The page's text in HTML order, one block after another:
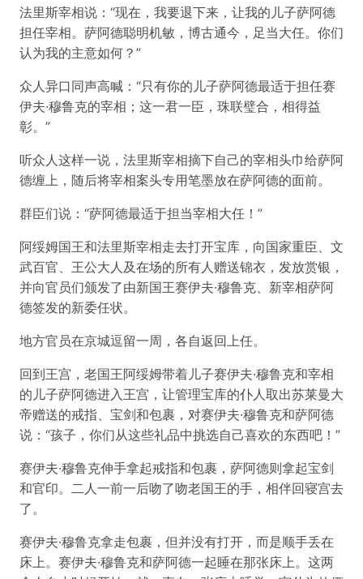
法里斯宰相说：“现在，我要退下来，让我的儿子萨阿德
担任宰相。萨阿德聪明机敏，博古通今，足当大任。你们
认为我的主意如何？”
众人异口同声高喊：“只有你的儿子萨阿德最适于担任赛
伊夫·穆鲁克的宰相；这一君一臣，珠联璧合，相得益
彰。”
听众人这样一说，法里斯宰相摘下自己的宰相头巾给萨阿
德缠上，随后将宰相案头专用笔墨放在萨阿德的面前。
群臣们说：“萨阿德最适于担当宰相大任！”
阿绥姆国王和法里斯宰相走去打开宝库，向国家重臣、文
武百官、王公大人及在场的所有人赠送锦衣，发放赏银，
并向官员们颁发了由新国王赛伊夫·穆鲁克、新宰相萨阿
德签发的新委任状。
地方官员在京城逗留一周，各自返回上任。
回到王宫，老国王阿绥姆带着儿子赛伊夫·穆鲁克和宰相
的儿子萨阿德进入王宫，让管理宝库的仆人取出苏莱曼大
帝赠送的戒指、宝剑和包裹，对赛伊夫·穆鲁克和萨阿德
说：“孩子，你们从这些礼品中挑选自己喜欢的东西吧！”
赛伊夫·穆鲁克伸手拿起戒指和包裹，萨阿德则拿起宝剑
和官印。二人一前一后吻了吻老国王的手，相伴回寝宫去
了。
赛伊夫·穆鲁克拿走包裹，但并没有打开，而是顺手丢在
床上。赛伊夫·穆鲁克和萨阿德一起睡在那张床上。这两